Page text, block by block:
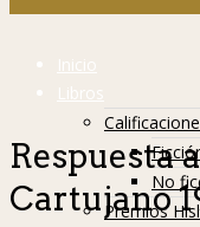
Inicio
Libros
No
Premios
Respuesta
Cartujano